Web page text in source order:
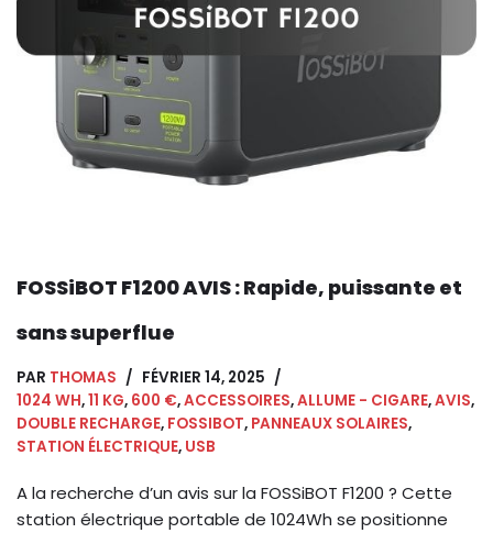
FOSSiBOT F1200 AVIS : Rapide, puissante et
sans superflue
PAR THOMAS
FÉVRIER 14, 2025
1024 WH,11 KG, 600 €,ACCESSOIRES,ALLUME - CIGARE,AVIS,
DOUBLE RECHARGE, FOSSIBOT, PANNEAUX SOLAIRES,
STATION ÉLECTRIQUE, USB
A la recherche d’un avis sur la FOSSiBOT F1200 ? Cette
station électrique portable de 1024Wh se positionne